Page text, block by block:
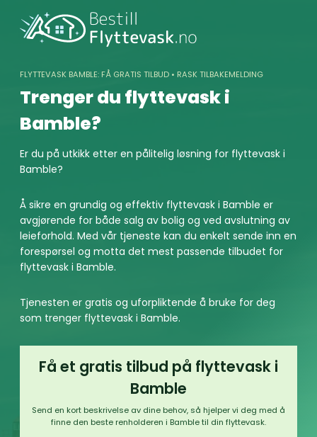
content
FLYTTEVASK BAMBLE: FÅ GRATIS TILBUD • RASK TILBAKEMELDING
Trenger du flyttevask i
Bamble?
Er du på utkikk etter en pålitelig løsning for flyttevask i
Bamble?
Å sikre en grundig og effektiv flyttevask i Bamble er
avgjørende for både salg av bolig og ved avslutning av
leieforhold. Med vår tjeneste kan du enkelt sende inn en
forespørsel og motta det mest passende tilbudet for
flyttevask i Bamble.
Tjenesten er gratis og uforpliktende å bruke for deg
som trenger flyttevask i Bamble.
Få et gratis tilbud på flyttevask i
Bamble
Send en kort beskrivelse av dine behov, så hjelper vi deg med å
finne den beste renholderen i Bamble til din flyttevask.